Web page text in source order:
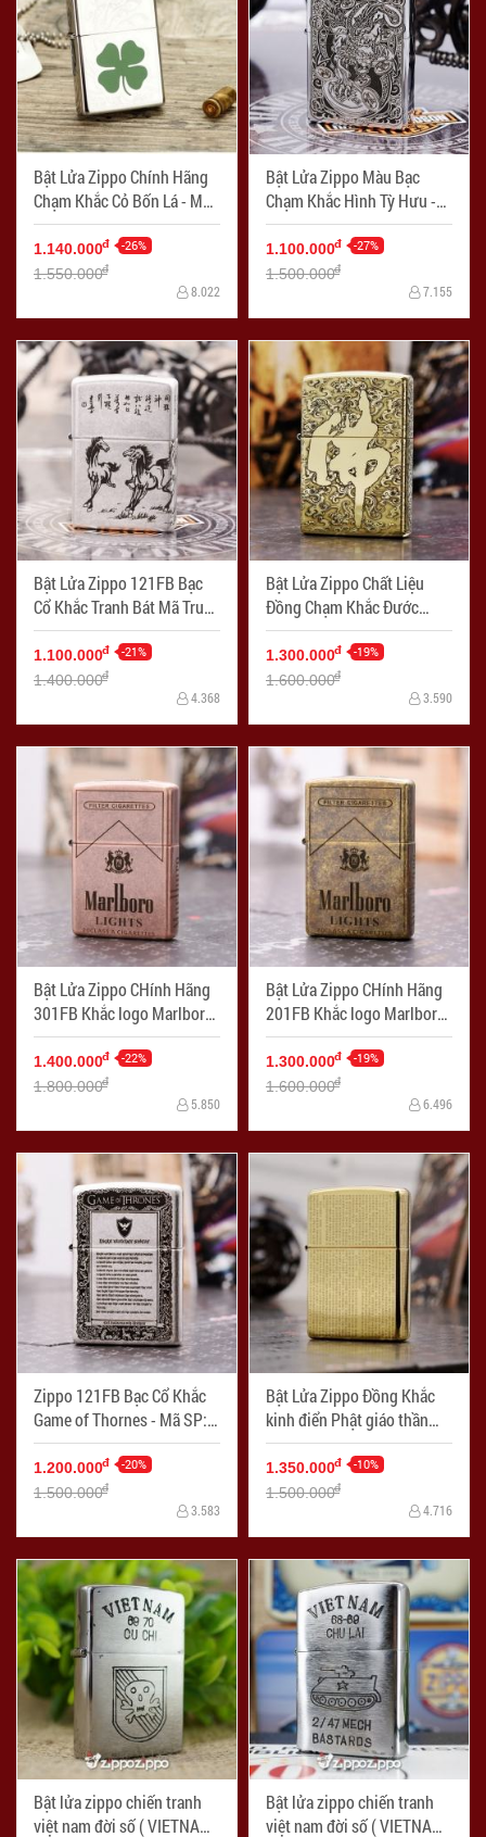
Bật Lửa Zippo Chính Hãng
Chạm Khắc Cỏ Bốn Lá - Mã
SP: ZPC1685
1.140.000đ -26%
1.550.000đ
8.022
Bật Lửa Zippo Màu Bạc
Chạm Khắc Hình Tỳ Hưu -
Mã SP: ZPC1686
1.100.000đ -27%
1.500.000đ
7.155
Bật Lửa Zippo 121FB Bạc
Cổ Khắc Tranh Bát Mã Truy
Phong - Mã SP: ZPC1732
1.100.000đ -21%
1.400.000đ
4.368
Bật Lửa Zippo Chất Liệu
Đồng Chạm Khắc Đước
Phật - Mã SP: ZPC1731-
254
1.300.000đ -19%
1.600.000đ
3.590
Bật Lửa Zippo CHính Hãng
301FB Khắc logo Marlboro
- Mã SP: ZPC1727
1.400.000đ -22%
1.800.000đ
5.850
Bật Lửa Zippo CHính Hãng
201FB Khắc logo Marlboro
- Mã SP: ZPC1726
1.300.000đ -19%
1.600.000đ
6.496
Zippo 121FB Bạc Cổ Khắc
Game of Thornes - Mã SP:
ZPC1723
1.200.000đ -20%
1.500.000đ
3.583
Bật Lửa Zippo Đồng Khắc
kinh điển Phật giáo thần
chú Shurangama Armor -
Mã SP: ZPC1722-169
1.350.000đ -10%
1.500.000đ
4.716
Bật lửa zippo chiến tranh
việt nam đời số ( VIETNAM-
Bật lửa zippo chiến tranh
việt nam đời số ( VIETNAM-